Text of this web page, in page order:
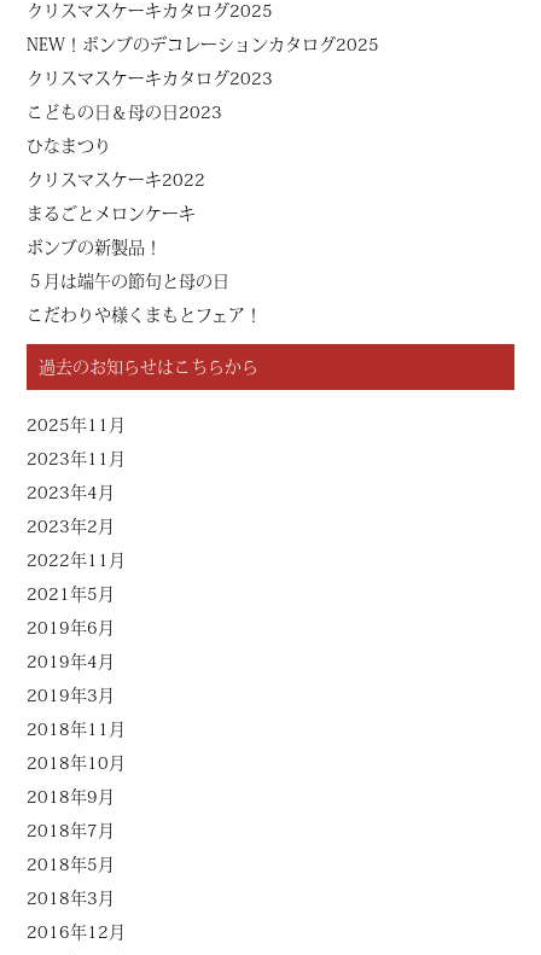
クリスマスケーキカタログ2025
NEW！ボンブのデコレーションカタログ2025
クリスマスケーキカタログ2023
こどもの日＆母の日2023
ひなまつり
クリスマスケーキ2022
まるごとメロンケーキ
ボンブの新製品！
５月は端午の節句と母の日
こだわりや様くまもとフェア！
過去のお知らせはこちらから
2025年11月
2023年11月
2023年4月
2023年2月
2022年11月
2021年5月
2019年6月
2019年4月
2019年3月
2018年11月
2018年10月
2018年9月
2018年7月
2018年5月
2018年3月
2016年12月